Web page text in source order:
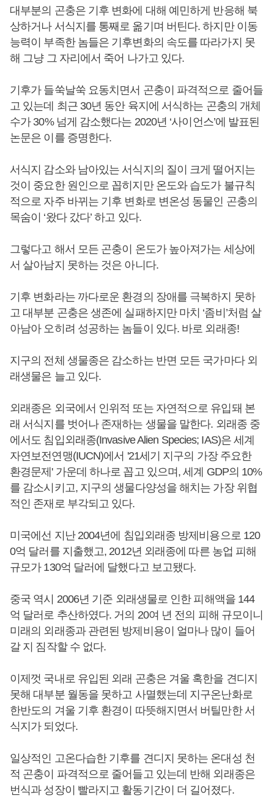
대부분의 곤충은 기후 변화에 대해 예민하게 반응해 북
상하거나 서식지를 통째로 옮기며 버틴다. 하지만 이동
능력이 부족한 놈들은 기후변화의 속도를 따라가지 못
해 그냥 그 자리에서 죽어 나가고 있다.
기후가 들쑥날쑥 요동치면서 곤충이 파격적으로 줄어들
고 있는데 최근 30년 동안 육지에 서식하는 곤충의 개체
수가 30% 넘게 감소했다는 2020년 ‘사이언스’에 발표된
논문은 이를 증명한다.
서식지 감소와 남아있는 서식지의 질이 크게 떨어지는
것이 중요한 원인으로 꼽히지만 온도와 습도가 불규칙
적으로 자주 바뀌는 기후 변화로 변온성 동물인 곤충의
목숨이 ‘왔다 갔다’ 하고 있다.
그렇다고 해서 모든 곤충이 온도가 높아져가는 세상에
서 살아남지 못하는 것은 아니다.
기후 변화라는 까다로운 환경의 장애를 극복하지 못하
고 대부분 곤충은 생존에 실패하지만 마치 ‘좀비’처럼 살
아남아 오히려 성공하는 놈들이 있다. 바로 외래종!
지구의 전체 생물종은 감소하는 반면 모든 국가마다 외
래생물은 늘고 있다.
외래종은 외국에서 인위적 또는 자연적으로 유입돼 본
래 서식지를 벗어나 존재하는 생물을 말한다. 외래종 중
에서도 침입외래종(Invasive Alien Species; IAS)은 세계
자연보전연맹(IUCN)에서 '21세기 지구의 가장 주요한
환경문제' 가운데 하나로 꼽고 있으며, 세계 GDP의 10%
를 감소시키고, 지구의 생물다양성을 해치는 가장 위협
적인 존재로 부각되고 있다.
미국에선 지난 2004년에 침입외래종 방제비용으로 120
0억 달러를 지출했고, 2012년 외래종에 따른 농업 피해
규모가 130억 달러에 달했다고 보고됐다.
중국 역시 2006년 기준 외래생물로 인한 피해액을 144
억 달러로 추산하였다. 거의 20여 년 전의 피해 규모이니
미래의 외래종과 관련된 방제비용이 얼마나 많이 들어
갈 지 짐작할 수 없다.
이제껏 국내로 유입된 외래 곤충은 겨울 혹한을 견디지
못해 대부분 월동을 못하고 사멸했는데 지구온난화로
한반도의 겨울 기후 환경이 따뜻해지면서 버틸만한 서
식지가 되었다.
일상적인 고온다습한 기후를 견디지 못하는 온대성 천
적 곤충이 파격적으로 줄어들고 있는데 반해 외래종은
번식과 성장이 빨라지고 활동기간이 더 길어졌다.